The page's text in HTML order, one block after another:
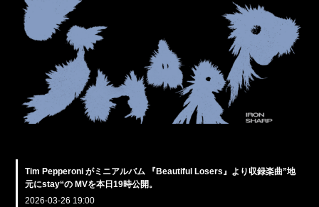
Tim Pepperoni がミニアルバム 『Beautiful Losers』より収録楽曲”地
元にstay“の MVを本日19時公開。
2026-03-26 19:00